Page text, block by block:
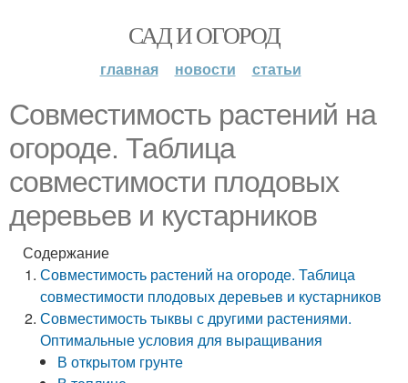
САД И ОГОРОД
главная новости статьи
Совместимость растений на
огороде. Таблица
совместимости плодовых
деревьев и кустарников
Содержание
Совместимость растений на огороде. Таблица
совместимости плодовых деревьев и кустарников
Совместимость тыквы с другими растениями.
Оптимальные условия для выращивания
В открытом грунте